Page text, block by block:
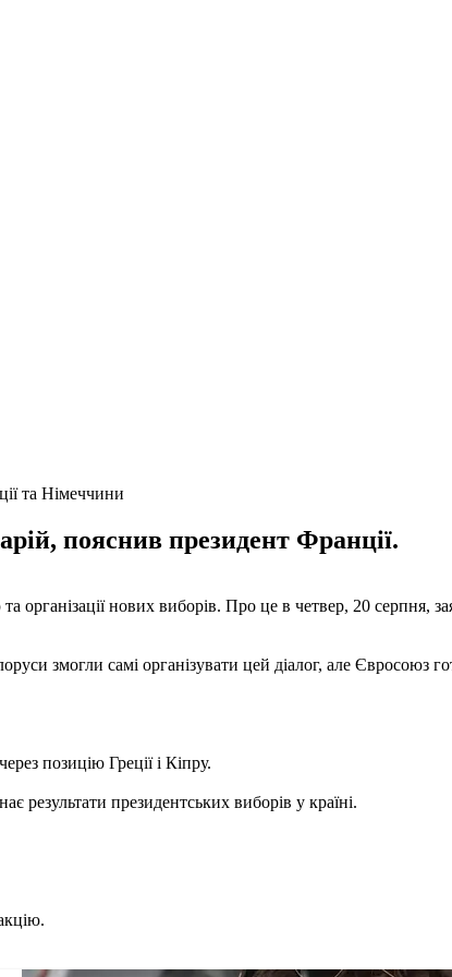
та Німеччини
пояснив президент Франції.
організації нових виборів. Про це в четвер, 20 серпня,
змогли самі організувати цей діалог, але Євросоюз
позицію Греції і Кіпру.
результати президентських виборів у країні.